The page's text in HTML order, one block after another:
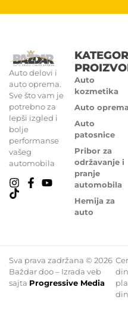
Auto delovi i
auto oprema.
Sve što vam je
potrebno za
lepši izgled i
bolje
performanse
vašeg
automobila
Auto
kozmetika
Auto oprema
Auto
patosnice
Pribor za
održavanje i
pranje
automobila
Hemija za
auto
Sva prava zadržana © 2026
Baždar doo – Izrada veb
sajta Progressive Media